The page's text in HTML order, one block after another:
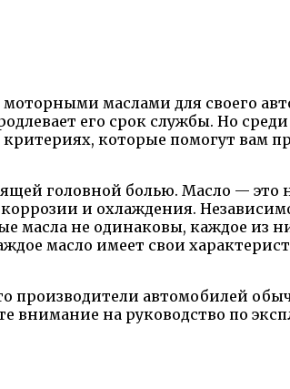
маслами для своего
его срок службы. Но
которые помогут вам
головной болью. Масло — это
и охлаждения.
масла не одинаковы, каждое из
масло имеет свои
производители автомобилей
внимание на руководство по